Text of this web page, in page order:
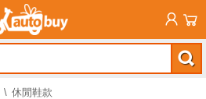
休閒鞋款